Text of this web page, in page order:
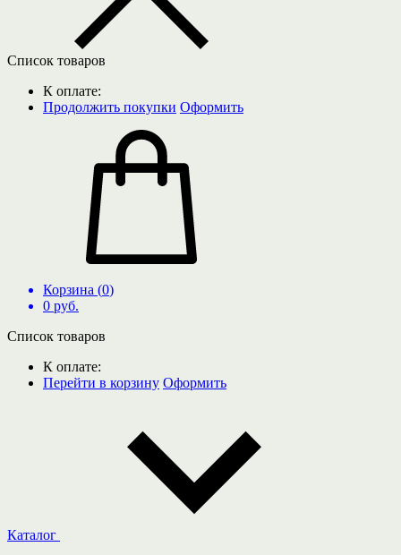
Список товаров
К оплате:
Продолжить покупки Оформить
Корзина (0)
0 руб.
Список товаров
К оплате:
Перейти в корзину Оформить
Каталог